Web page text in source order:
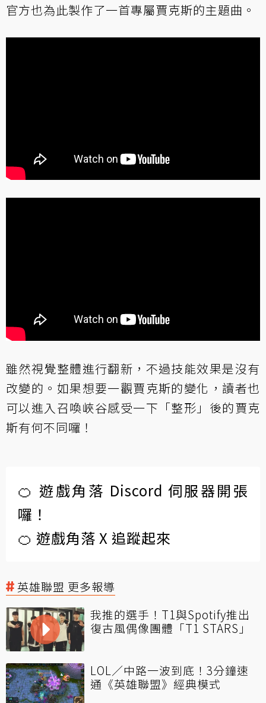
官方也為此製作了一首專屬賈克斯的主題曲。
雖然視覺整體進行翻新，不過技能效果是沒有
改變的。如果想要一觀賈克斯的變化，讀者也
可以進入召喚峽谷感受一下「整形」後的賈克
斯有何不同囉！
🍊 遊戲角落 Discord 伺服器開張
囉！
🍊 遊戲角落 X 追蹤起來
英雄聯盟 更多報導
我推的選手！T1與Spotify推出
復古風偶像團體「T1 STARS」
LOL／中路一波到底！3分鐘速
通《英雄聯盟》經典模式